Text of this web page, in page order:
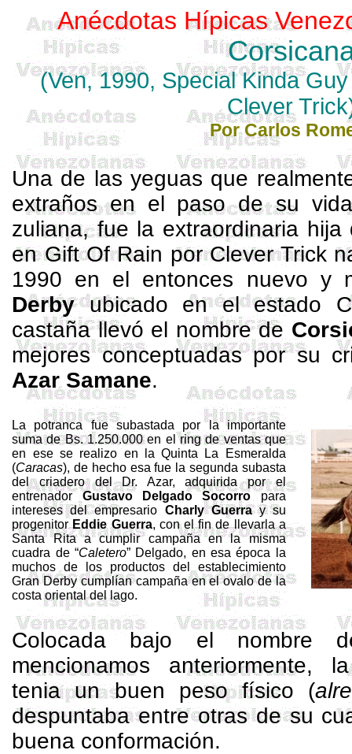
Anécdotas Hípicas
(Ven, 1990, SpecialKindaGuy
Clever
Por Carlos
Una de las yeguas que
extraños en el paso de su
zuliana, fue la extraordinaria
en Gift Of Rain por Clever Trick
1990 en el entonces nuevo y
Derbyubicado en el estado
castaña llevó el nombre de
mejores conceptuadas por su
AzarSamane.
La potranca fue subastada por la importante
suma de Bs. 1.250.000 en el ring de ventas que
en ese se realizo en
la Quinta La Esmeralda
(Caracas), de hecho esa fue la segunda subasta
del criadero del Dr. Azar, adquirida por el
entrenadorGustavo Delgado Socorro para
intereses del empresario Charly Guerray su
progenitorEddie Guerra, con el fin de llevarla a
Santa Rita a cumplir campaña en la misma
cuadra de “Caletero” Delgado, en esa época la
muchos de los productos del establecimiento
Gran Derby cumplían campaña en el ovalo de la
costa oriental del lago.
Colocada bajo el nombre
mencionamos anteriormente,
tenia un buen peso físico (
despuntaba entre otras de su
buena conformación.